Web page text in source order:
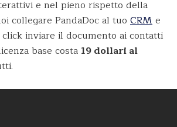
e nel pieno rispetto della
collegare PandaDoc al tuo CRMe
inviare il documento ai contatti
base costa 19 dollari al